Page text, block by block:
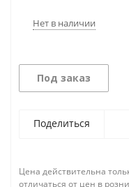
Нет в наличии
Под заказ
Поделиться
Цена действительна
отличаться от цен в